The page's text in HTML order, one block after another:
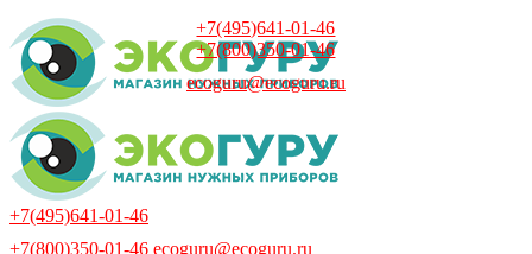
+7(495)641-01-46
+7(800)350-01-46
ecoguru@ecoguru.ru
+7(495)641-01-46
+7(800)350-01-46 ecoguru@ecoguru.ru